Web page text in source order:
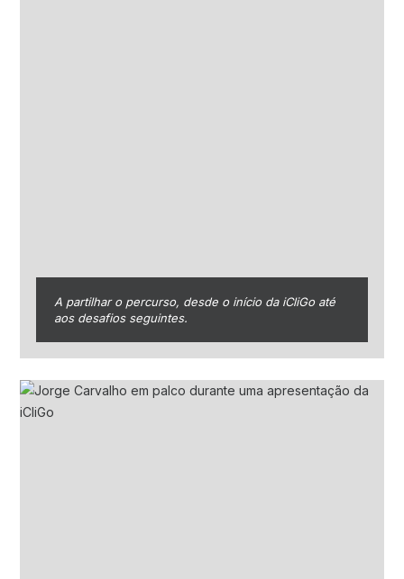
A partilhar o percurso, desde o início da iCliGo até
aos desafios seguintes.